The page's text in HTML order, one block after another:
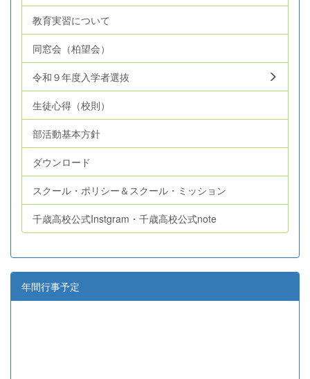
教育実習について
同窓会（柏望会）
令和９年度入学者選抜
生徒心得（校則）
部活動基本方針
ダウンロード
スクール・ポリシー＆スクール・ミッション
千歳高校公式Instgram・千歳高校公式note
年間行事予定